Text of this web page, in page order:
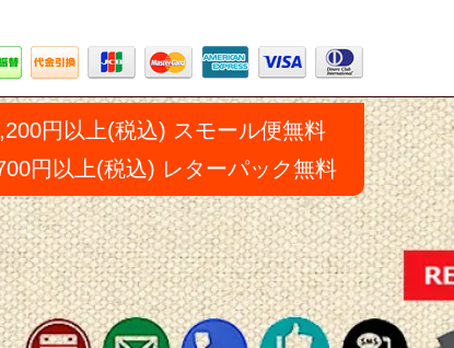
円以上(税込) スモール便無料
円以上(税込) レターパック無料